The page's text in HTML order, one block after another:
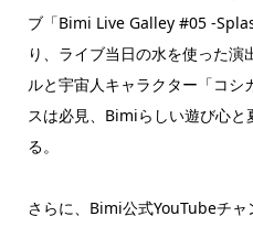
ブ「Bimi Live Galley #05 -
り、ライブ当日の水を使った
ルと宇宙人キャラクター「コシ
スは必見、Bimiらしい遊び心
る。
さらに、Bimi公式YouTubeチャ